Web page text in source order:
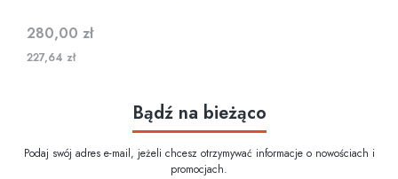
Cena
280,00 zł
227,64 zł
Bądź na bieżąco
Podaj swój adres e-mail, jeżeli chcesz otrzymywać informacje o nowościach i
promocjach.